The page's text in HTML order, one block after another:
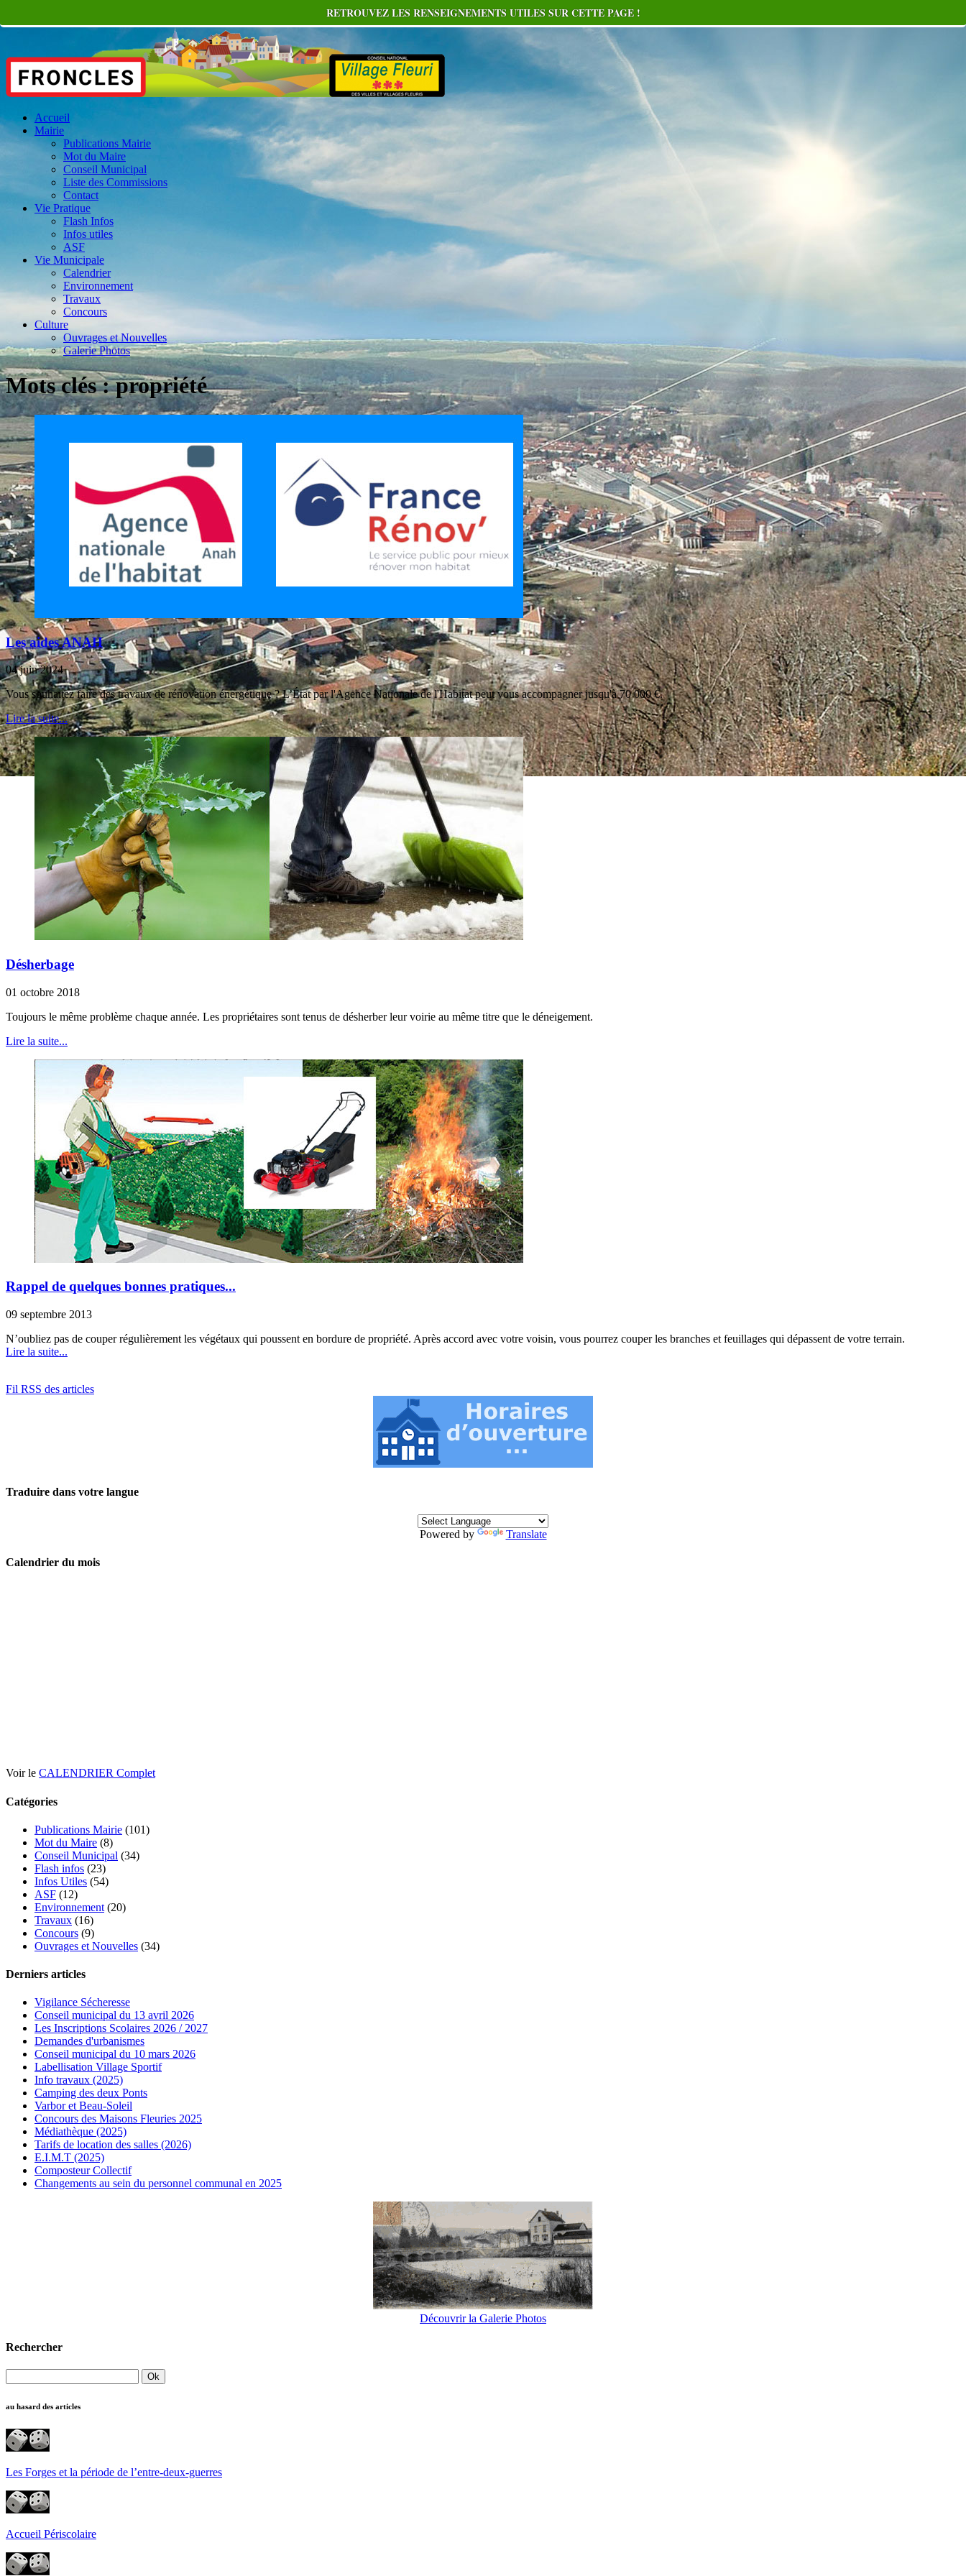
Accueil
Mairie
Publications Mairie
Mot du Maire
Conseil Municipal
Liste des Commissions
Contact
Vie Pratique
Flash Infos
Infos utiles
ASF
Vie Municipale
Calendrier
Environnement
Travaux
Concours
Culture
Ouvrages et Nouvelles
Galerie Photos
Mots clés : propriété
Les aides ANAH
04 juin 2024
Vous souhaitez faire des travaux de rénovation énergétique ? L’État par l'Agence Nationale de l'Habitat peut vous accompagner jusqu'à 70 000 €.
Lire la suite...
Désherbage
01 octobre 2018
Toujours le même problème chaque année. Les propriétaires sont tenus de désherber leur voirie au même titre que le déneigement.
Lire la suite...
Rappel de quelques bonnes pratiques...
09 septembre 2013
N’oubliez pas de couper régulièrement les végétaux qui poussent en bordure de propriété. Après accord avec votre voisin, vous pourrez couper les branches et feuillages qui dépassent de votre terrain.
Lire la suite...
Fil RSS des articles
Traduire dans votre langue
Powered by Translate
Calendrier du mois
Voir le CALENDRIER Complet
Catégories
Publications Mairie (101)
Mot du Maire (8)
Conseil Municipal (34)
Flash infos (23)
Infos Utiles (54)
ASF (12)
Environnement (20)
Travaux (16)
Concours (9)
Ouvrages et Nouvelles (34)
Derniers articles
Vigilance Sécheresse
Conseil municipal du 13 avril 2026
Les Inscriptions Scolaires 2026 / 2027
Demandes d'urbanismes
Conseil municipal du 10 mars 2026
Labellisation Village Sportif
Info travaux (2025)
Camping des deux Ponts
Varbor et Beau-Soleil
Concours des Maisons Fleuries 2025
Médiathèque (2025)
Tarifs de location des salles (2026)
E.I.M.T (2025)
Composteur Collectif
Changements au sein du personnel communal en 2025
Découvrir la Galerie Photos
Rechercher
au hasard des articles
Les Forges et la période de l’entre-deux-guerres
Accueil Périscolaire
RETROUVEZ LES RENSEIGNEMENTS UTILES SUR CETTE PAGE !